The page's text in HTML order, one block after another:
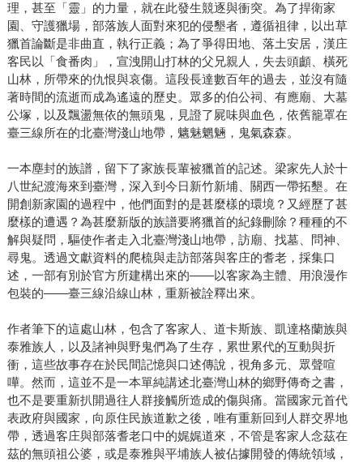
理，甚至「靈」的力量，就在此發生競逐與衝突。為了捍衛家
園、守護獵場，部落族人面對來犯的侵墾者，遵循祖律，以出草
獵首論斷是非曲直，執行正義；為了爭得田地、落土安居，漢庄
客民以「食番肉」，宣洩開山打林的父兄親人，失去頭顱、橫死
山林，所帶來的仇恨與哀傷。這段長達數百年的過去，並沒有隨
著時間的流逝而成為遙遠的歷史。眾多的伯公祠、有應廟、大墓
公塚，以及飄盪無依的無頭鬼，見證了屍味與血色，依舊籠罩在
臺三線所在的北臺灣淺山地帶，魑魅魍魎，鬼氣森森。
一本塵封的族譜，留下了家族長輩被獵首的記述。梁家先人於十
八世紀渡海來到臺灣，深入到今日新竹新埔、關西一帶拓墾。在
開創新家園的過程中，他們面對的是甚麼樣的環境？又經歷了甚
麼樣的遭遇？為甚麼新版的族譜要將獵首的紀錄刪除？種種的不
解與疑問，驅使作者走入北臺灣淺山地帶，訪廟、找墓、問神、
尋鬼。透過文獻資料的爬梳與走訪部落與客庄的耆老，採集口
述，一部有別於官方所建構出來的——以客家為主體、用浪漫作
包裝的——臺三線沿線山林，重新被詮釋出來。
作者筆下的這處山林，包含了客家人、道卡斯族、凱達格蘭族與
泰雅族人，以及諸神與野鬼們為了生存，累世累代的互動與折
衝，這些故事存在於民間記憶與口述傳說，視角多元、眾聲喧
嘩。然而，這並不是一本單純講述北臺灣山林的鄉野傳奇之書，
也不是要重新扒開過往人群接觸所造成的傷與痛。當國家元首代
表政府與國家，向原住民族道歉之後，唯有重新回到人群交界地
帶，透過客庄與部落耆老口中的娓娓道來，不管是客家人念茲在
茲的無頭祖公婆，或是泰雅與平埔族人被佔據開發的傳統領域，